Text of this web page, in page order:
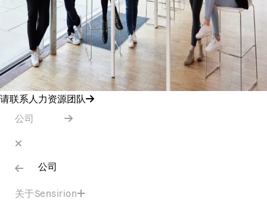
请联系人力资源团队
公司
公司
关于Sensirion